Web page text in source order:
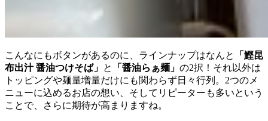
こんなにもボタンがあるのに、ラインナップはなんと
「鰹昆
布出汁 醤油つけそば」 と 「醤油らぁ麺」 の2択！それ以外は
トッピングや麺量増量だけにも関わらず日々行列。2つのメ
ニューに込めるお店の想い、そしてリピーターも多いという
ことで、さらに期待が高まりますね。